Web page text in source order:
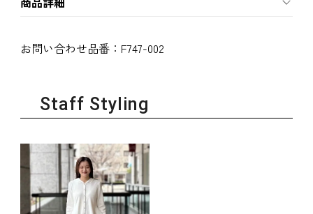
お問い合わせ品番： F747-002
Staff Styling